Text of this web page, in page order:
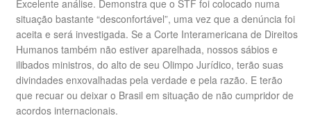
Excelente análise. Demonstra que o STF foi colocado numa
situação bastante “desconfortável”, uma vez que a denúncia foi
aceita e será investigada. Se a Corte Interamericana de Direitos
Humanos também não estiver aparelhada, nossos sábios e
ilibados ministros, do alto de seu Olimpo Jurídico, terão suas
divindades enxovalhadas pela verdade e pela razão. E terão
que recuar ou deixar o Brasil em situação de não cumpridor de
acordos internacionais.